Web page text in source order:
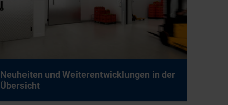
Neu­hei­ten und Wei­ter­ent­wick­lun­gen in der
Über­sicht